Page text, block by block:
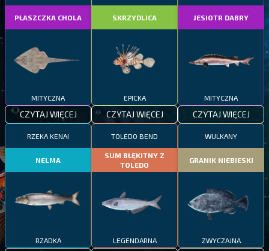
PŁASZCZKA CHOLA
MITYCZNA
CZYTAJ WIĘCEJ
SKRZYDLICA
EPICKA
CZYTAJ WIĘCEJ
JESIOTR DABRY
MITYCZNA
CZYTAJ WIĘCEJ
RZEKA KENAI
NELMA
RZADKA
TOLEDO BEND
SUM BŁĘKITNY Z
TOLEDO
LEGENDARNA
WULKANY
GRANIK NIEBIESKI
ZWYCZAJNA